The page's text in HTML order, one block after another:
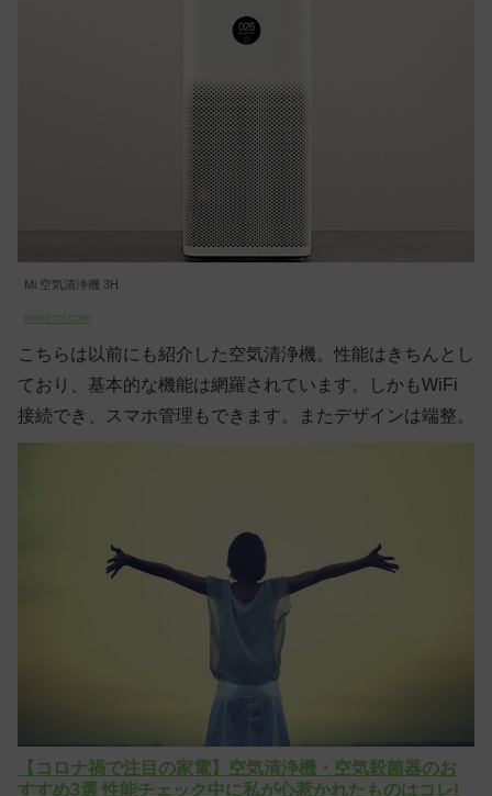
Mi 空気清浄機 3H
www.mi.com
こちらは以前にも紹介した空気清浄機。性能はきちんとし
ており、基本的な機能は網羅されています。しかもWiFi
接続でき、スマホ管理もできます。またデザインは端整。
【コロナ禍で注目の家電】空気清浄機・空気殺菌器のお
すすめ3選 性能チェック中に私が心惹かれたものはコレ!